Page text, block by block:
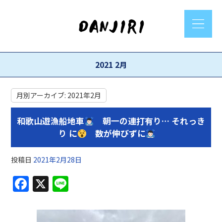
2021 2月
月別アーカイブ: 2021年2月
和歌山遊漁船地車
朝一の連打有り… それっき
り に
数が伸びずに
投稿日 2021年2月28日
F
a
c
X
e